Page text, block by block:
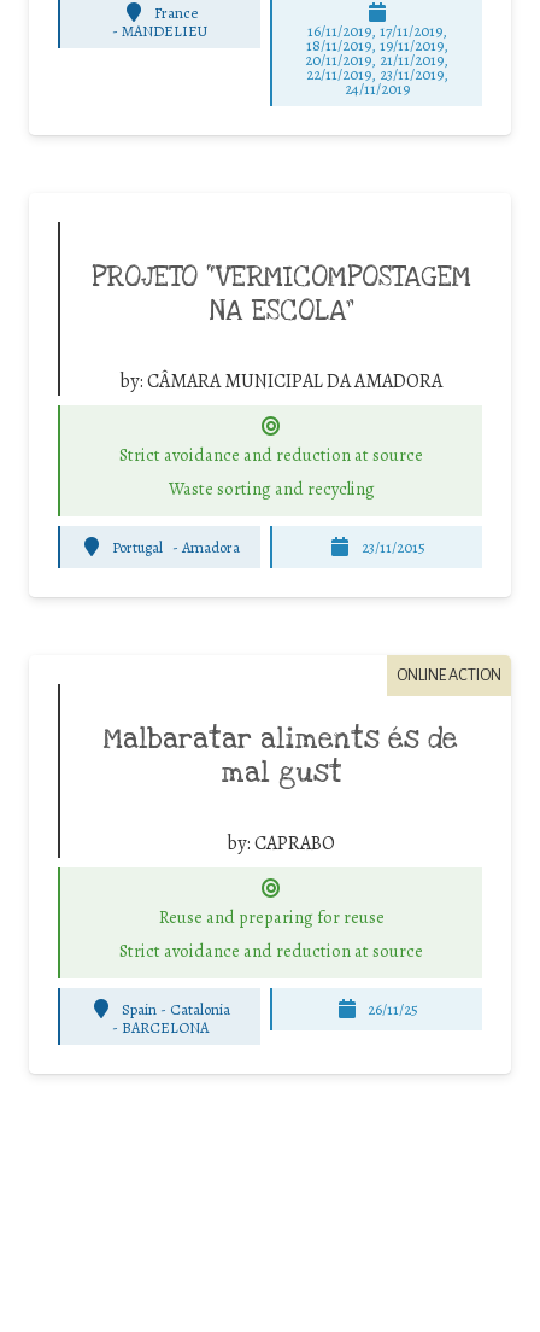
France
-MANDELIEU 16/11/2019, 17/11/2019,
18/11/2019, 19/11/2019,
20/11/2019, 21/11/2019,
22/11/2019, 23/11/2019,
24/11/2019
PROJETO “VERMICOMPOSTAGEM
NA ESCOLA”
by:CÂMARA MUNICIPAL DA AMADORA
Strict avoidance and reduction at source
Waste sorting and recycling
Portugal -Amadora 23/11/2015
ONLINE ACTION
Malbaratar aliments és de
mal gust
by:CAPRABO
Reuse and preparing for reuse
Strict avoidance and reduction at source
Spain - Catalonia
- BARCELONA
26/11/25